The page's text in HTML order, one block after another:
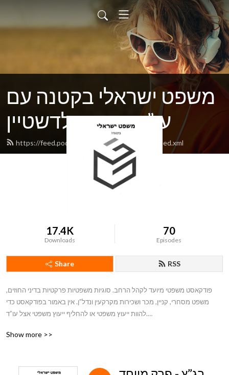
משפט ישראלי בקטנה עם
עו”ד גדעון גולדשטיין
https://feed.podbean.com/goldsteingideon/feed.xml
17.4K
Downloads
70
Episodes
Share RSS
פודקאסט משפטי מיועד לקהל הרחב. סוגיות משפטיות פרקטיות בדיני החוזים,
משפט מסחרי, קניין, מכר ושכירות מקרקעין ונדל”ן. אין באמור בפודקאסט כדי
להוות ייעוץ משפטי או להחליף ייעוץ משפטי אצל עו”ד.
עו”ד ונוטריון גדעון גולדשטיין, מייסד משרד גולדשטיין ושות’ ומתמחה בלטיגציה
לפרטים: 03-9444088; gideon@glawyers.co.il; www.glawyers.co.il
Show more >>